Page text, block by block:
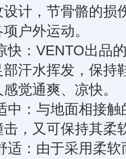
设计，节骨骼的损
户外运动。
VENTO出品的
汗水挥发，保持
觉通爽、凉快。
与地面相接触
击，又可保持其
由于采用柔软